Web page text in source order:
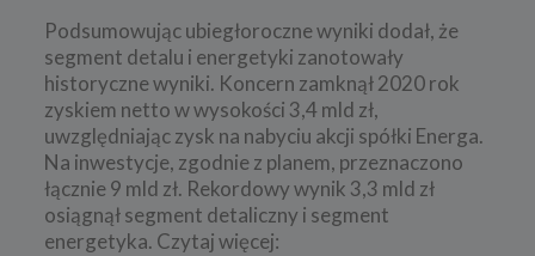
Podsumowując ubiegłoroczne wyniki dodał, że
segment detalu i energetyki zanotowały
historyczne wyniki. Koncern zamknął 2020 rok
zyskiem netto w wysokości 3,4 mld zł,
uwzględniając zysk na nabyciu akcji spółki Energa.
Na inwestycje, zgodnie z planem, przeznaczono
łącznie 9 mld zł. Rekordowy wynik 3,3 mld zł
osiągnął segment detaliczny i segment
energetyka. Czytaj więcej: